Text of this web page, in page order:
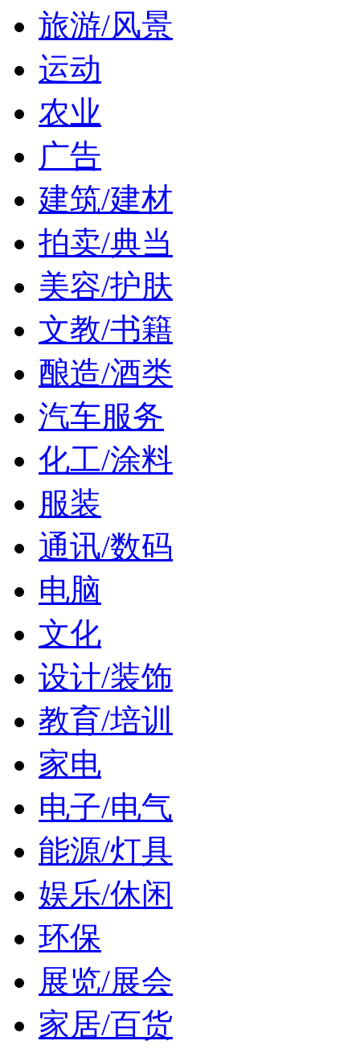
旅游/风景
运动
农业
广告
建筑/建材
拍卖/典当
美容/护肤
文教/书籍
酿造/酒类
汽车服务
化工/涂料
服装
通讯/数码
电脑
文化
设计/装饰
教育/培训
家电
电子/电气
能源/灯具
娱乐/休闲
环保
展览/展会
家居/百货